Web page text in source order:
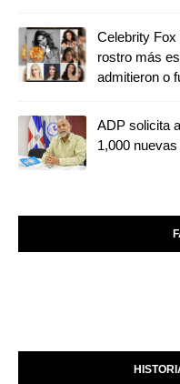
Celebrity Fox
rostro más
admitieron o
ADP solicita
1,000